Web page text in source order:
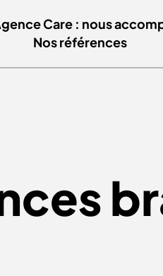
Care : nous
Nos références